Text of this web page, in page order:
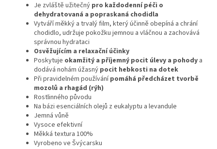
Je zvláště užitečný pro každodenní péči o
dehydratovaná a popraskaná chodidla
Vytváří měkký a trvalý film, který účinně obepíná a chrání
chodidlo, udržuje pokožku jemnou a vláčnou a zachovává
správnou hydrataci
Osvěžujícím a relaxační účinky
Poskytuje okamžitý a příjemný pocit úlevy a pohody a
dodává nohám úžasný pocit hebkosti na dotek
Při pravidelném používání pomáhá předcházet tvorbě
mozolů a rhagád (rýh)
Rostlinného původu
Na bázi esenciálních olejů z eukalyptu a levandule
Jemná vůně
Vysoce efektivní
Měkká textura 100%
Vyrobeno ve Švýcarsku